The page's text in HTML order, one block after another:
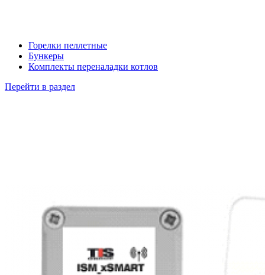
Горелки пеллетные
Бункеры
Комплекты переналадки котлов
Перейти в раздел